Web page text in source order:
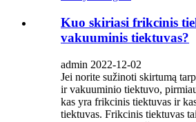
Kuo skiriasi frikcinis
vakuuminis tiektuvas?
admin 2022-12-02
Jei norite sužinoti skirtumą
ir vakuuminio tiektuvo,
kas yra frikcinis tiektuvas ir
tiektuvas. Frikcinis tiektuvas